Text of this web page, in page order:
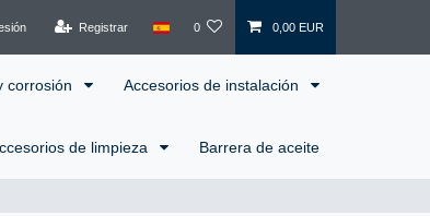
Registrar 0 0,00 EUR
corrosión Accesorios de instalación
de limpieza Barrera de aceite